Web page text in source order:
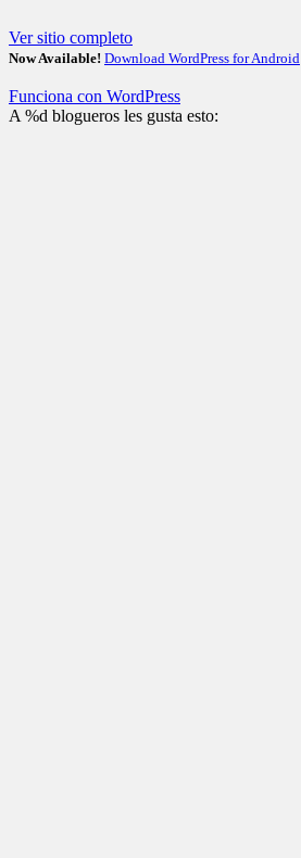
Ver sitio completo
Now Available! Download WordPress for Android
Funciona con WordPress
A%d blogueros les gusta esto: